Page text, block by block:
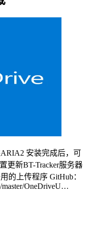
安装完成后，可
更新BT-Tracker服务器
的上传程序 GitHub：
master/OneDriveU…